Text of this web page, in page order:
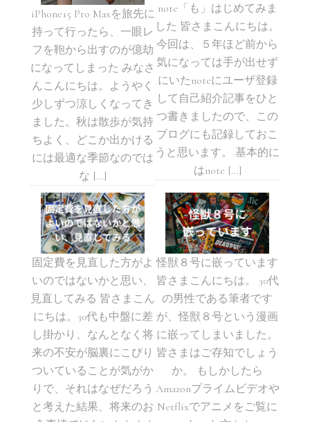
iPhone15 Pro Maxを旅先に
持って行ったら、一眼レ
フを鞄から出すのが億劫
になってしまった みなさ
んこんにちは。ようやく
少しずつ涼しくなってき
ました。秋は散歩が気持
ちよく、どこか出かける
には最適な季節なのでは
な […]
note「も」はじめてみま
した 皆さまこんにちは。
今回は、５年ほど前から
気になっては手が出せず
にいたnoteにユーザ登録
して自己紹介記事をひと
つ書きましたので、この
ブログにも記録しておこ
うと思います。 基本的に
はnote […]
固定費を見直した方がよ
いのではないかと思い、
見直してみる 皆さまこん
にちは。30代も中盤に差
し掛かり、なんとなく将
来の不安が脳裏にこびり
ついていることが気がか
りで、それはなぜだろう
と考えた結果、将来のお
怪獣８号に嵌っています
皆さまこんにちは。 30代
の男性である筆者です
が、怪獣８号という漫画
に嵌ってしまいました。
皆さまはご存知でしょう
か。 もしかしたら
Amazonプライムビデオや
Netflixでアニメをご覧に